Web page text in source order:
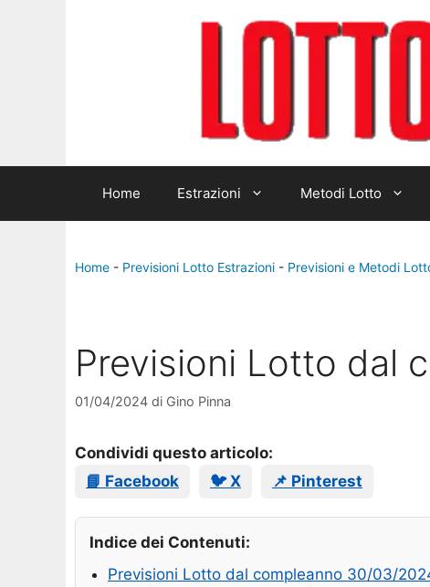
Home Estrazioni Metodi Lotto
Home - Previsioni Lotto Estrazioni - Previsioni e Metodi
Previsioni Lotto dal
01/04/2024 di Gino Pinna
Condividi questo articolo:
📘 Facebook
🐦 X 📌 Pinterest
Indice dei Contenuti:
Previsioni Lotto dal compleanno 30/03/